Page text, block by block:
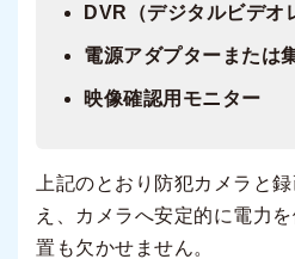
DVR（デジタルビデオ
電源アダプターまたは
映像確認用モニター
上記のとおり防犯カメラと
え、カメラへ安定的に電力
置も欠かせません。